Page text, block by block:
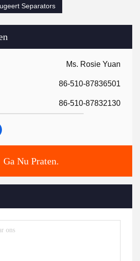
Ms. Rosie Yuan
86-510-87836501
86-510-87832130
Ga Nu Praten.
Separators